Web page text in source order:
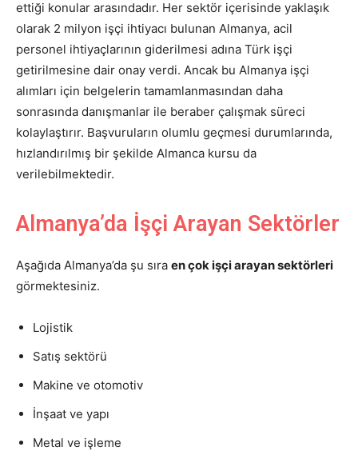
ettiği konular arasındadır. Her sektör içerisinde yaklaşık
olarak 2 milyon işçi ihtiyacı bulunan Almanya, acil
personel ihtiyaçlarının giderilmesi adına Türk işçi
getirilmesine dair onay verdi. Ancak bu Almanya işçi
alımları için belgelerin tamamlanmasından daha
sonrasında danışmanlar ile beraber çalışmak süreci
kolaylaştırır. Başvuruların olumlu geçmesi durumlarında,
hızlandırılmış bir şekilde Almanca kursu da
verilebilmektedir.
Almanya’da İşçi Arayan Sektörler
Aşağıda Almanya’da şu sıra en çok işçi arayan sektörleri
görmektesiniz.
Lojistik
Satış sektörü
Makine ve otomotiv
İnşaat ve yapı
Metal ve işleme